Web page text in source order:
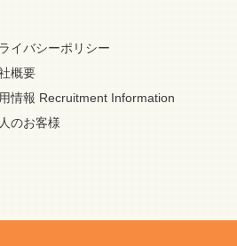
イバシーポリシー
概要
情報 Recruitment Information
のお客様